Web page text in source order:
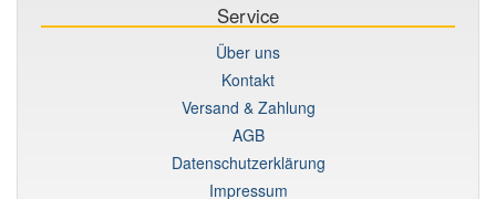
Service
Über uns
Kontakt
Versand & Zahlung
AGB
Datenschutzerklärung
Impressum